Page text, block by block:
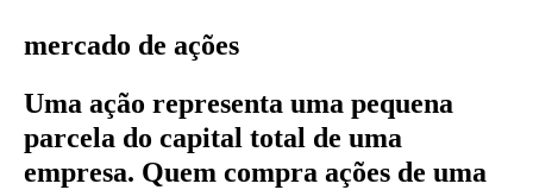
mercado de ações
Uma ação representa uma pequena
parcela do capital total de uma
empresa. Quem compra ações de uma